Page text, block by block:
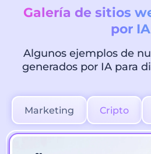
Galería de sitios
por IA
Algunos ejemplos de
generados por IA para
Marketing Cripto